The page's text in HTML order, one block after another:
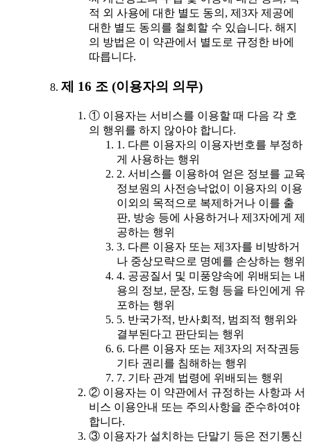
적 외 사용에 대한 별도 동의, 제3자 제공에
대한 별도 동의를 철회할 수 있습니다. 해지
의 방법은 이 약관에서 별도로 규정한 바에
따릅니다.
제 16 조 (이용자의 의무)
① 이용자는 서비스를 이용할 때 다음 각 호
의 행위를 하지 않아야 합니다.
1. 다른 이용자의 이용자번호를 부정하
게 사용하는 행위
2. 서비스를 이용하여 얻은 정보를 교육
정보원의 사전승낙없이 이용자의 이용
이외의 목적으로 복제하거나 이를 출
판, 방송 등에 사용하거나 제3자에게 제
공하는 행위
3. 다른 이용자 또는 제3자를 비방하거
나 중상모략으로 명예를 손상하는 행위
4. 공공질서 및 미풍양속에 위배되는 내
용의 정보, 문장, 도형 등을 타인에게 유
포하는 행위
5. 반국가적, 반사회적, 범죄적 행위와
결부된다고 판단되는 행위
6. 다른 이용자 또는 제3자의 저작권등
기타 권리를 침해하는 행위
7. 기타 관계 법령에 위배되는 행위
② 이용자는 이 약관에서 규정하는 사항과 서
비스 이용안내 또는 주의사항을 준수하여야
합니다.
③ 이용자가 설치하는 단말기 등은 전기통신